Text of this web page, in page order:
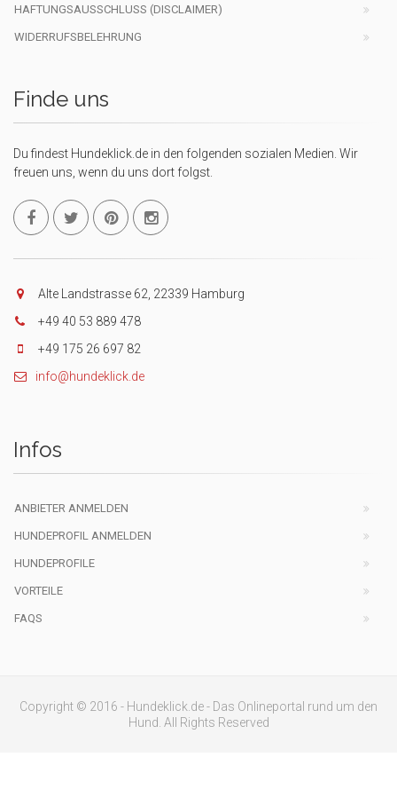
HAFTUNGSAUSSCHLUSS (DISCLAIMER)
WIDERRUFSBELEHRUNG
Finde uns
Du findest Hundeklick.de in den folgenden sozialen Medien. Wir
freuen uns, wenn du uns dort folgst.
Alte Landstrasse 62, 22339 Hamburg
+49 40 53 889 478
+49 175 26 697 82
info@hundeklick.de
Infos
ANBIETER ANMELDEN
HUNDEPROFIL ANMELDEN
HUNDEPROFILE
VORTEILE
FAQS
Copyright © 2016 - Hundeklick.de - Das Onlineportal rund um den
Hund. All Rights Reserved